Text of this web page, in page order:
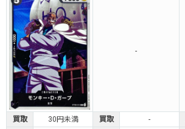
-
買取 30円未満 買取 -